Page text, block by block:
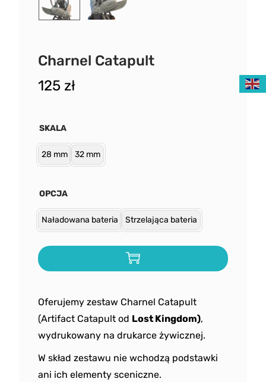
Charnel Catapult
125 zł
Oferujemy zestaw Charnel Catapult
(Artifact Catapult od Lost Kingdom),
wydrukowany na drukarce żywicznej.
W skład zestawu nie wchodzą podstawki
ani ich elementy sceniczne.
SKALA
28 mm 32 mm
OPCJA
Naładowana bateria Strzelająca bateria